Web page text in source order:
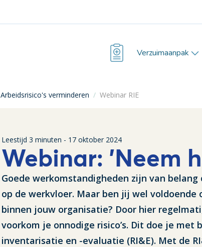
Verzuimaanpak
Arbeidsrisico's verminderen / Webinar RIE
Leestijd3 minuten - 17 oktober 2024
Webinar: 'Neem
Goede werkomstandigheden zijn van
op de werkvloer. Maar ben jij wel voldoende
binnen jouw organisatie? Door hier
voorkom je onnodige risico’s. Dit doe je met
inventarisatie en -evaluatie (RI&E). Met de